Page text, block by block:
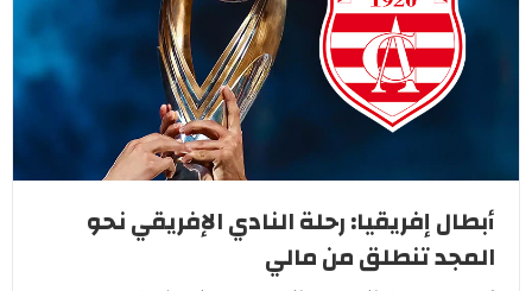
أبطال إفريقيا: رحلة النادي الإفريقي نحو
المجد تنطلق من مالي